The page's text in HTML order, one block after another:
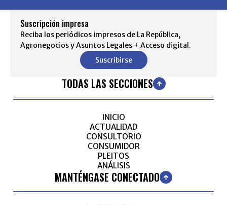
Suscripción impresa
Reciba los periódicos impresos de La República,
Agronegocios y Asuntos Legales + Acceso digital.
Suscribirse
TODAS LAS SECCIONES
INICIO
ACTUALIDAD
CONSULTORIO
CONSUMIDOR
PLEITOS
ANÁLISIS
MANTÉNGASE CONECTADO